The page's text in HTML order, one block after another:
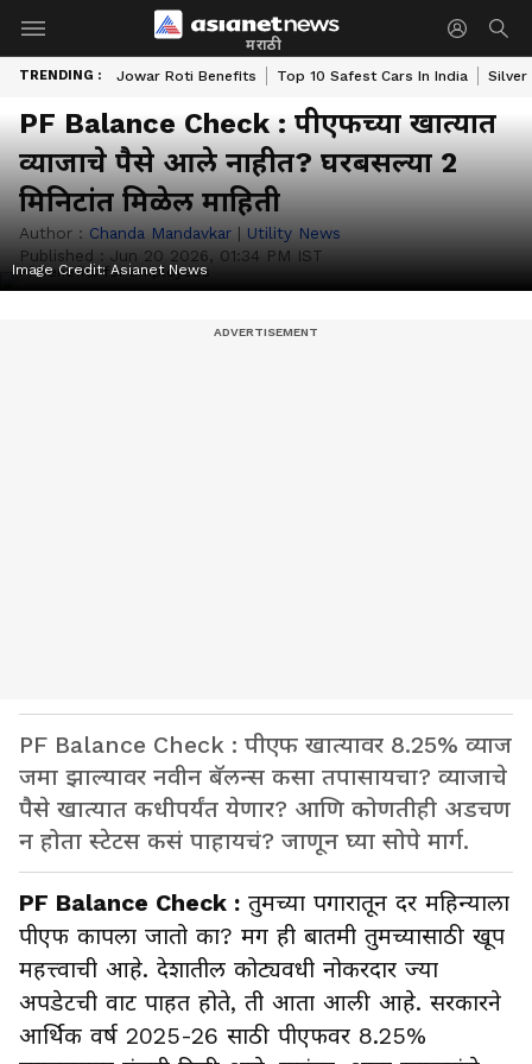
मराठी
TRENDING : Jowar Roti Benefits Top 10 Safest Cars In India Silver
PF Balance Check : पीएफच्या खात्यात
व्याजाचे पैसे आले नाहीत? घरबसल्या 2
मिनिटांत मिळेल माहिती
Author : Chanda Mandavkar | Utility News
Published : Jun 20 2026, 01:34 PM IST
Image Credit:Asianet News
PF Balance Check : पीएफ खात्यावर 8.25% व्याज
जमा झाल्यावर नवीन बॅलन्स कसा तपासायचा? व्याजाचे
पैसे खात्यात कधीपर्यंत येणार? आणि कोणतीही अडचण
न होता स्टेटस कसं पाहायचं? जाणून घ्या सोपे मार्ग.
PF Balance Check : तुमच्या पगारातून दर महिन्याला
पीएफ कापला जातो का? मग ही बातमी तुमच्यासाठी खूप
महत्त्वाची आहे. देशातील कोट्यवधी नोकरदार ज्या
अपडेटची वाट पाहत होते, ती आता आली आहे. सरकारने
आर्थिक वर्ष 2025-26 साठी पीएफवर 8.25%